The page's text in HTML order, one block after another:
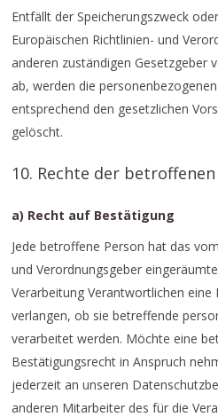
Entfällt der Speicherungszweck
Europäischen Richtlinien- und
anderen zuständigen Gesetzgeber
ab, werden die
entsprechend den gesetzlichen
gelöscht.
10. Rechte der
a) Recht auf Bestätigung
Jede betroffene Person hat das
und Verordnungsgeber
Verarbeitung Verantwortlichen
verlangen, ob sie betreffende
verarbeitet werden. Möchte eine
Bestätigungsrecht in Anspruch
jederzeit an unseren
anderen Mitarbeiter des für die